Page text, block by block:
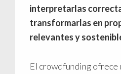
interpretarlas
transformarlas en
relevantes y
El crowdfunding ofrece